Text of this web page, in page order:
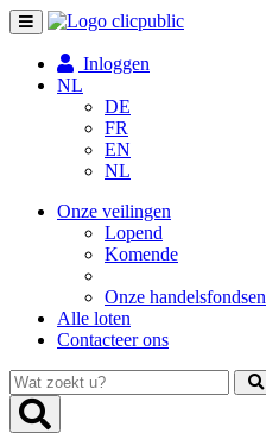
Toggle
navigation
Inloggen
NL
DE
FR
EN
NL
Onze veilingen
Lopend
Komende
Onze handelsfondsen
Alle loten
Contacteer ons
Wat
zoekt
u?